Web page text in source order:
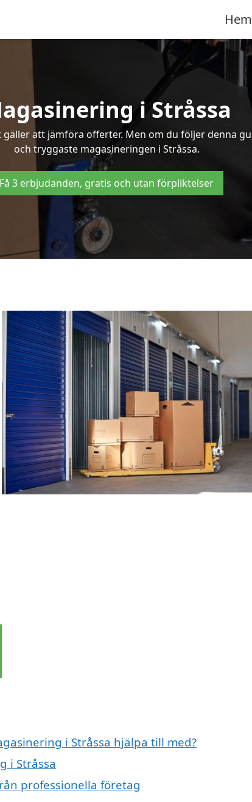
Hem
i Stråssa
att jämföra offerter. Men om du följer denna
och tryggaste magasineringen i Stråssa.
Få 3 erbjudanden, gratis och utan förpliktelser
i Stråssa hjälpa till med?
i Stråssa
professionella företag